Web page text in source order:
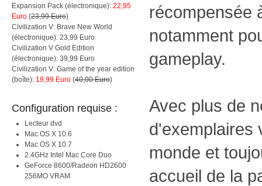
Expansion Pack (électronique): 22,95
Euro (23,99 Euro)
Civilization V: Brave New World
(électronique): 23,99 Euro
Civilization V Gold Edition
(électronique): 39,99 Euro
Civilization V: Game of the year edition
(boîte): 19,99 Euro (40,00 Euro)
Configuration requise :
Lecteur dvd
Mac OS X 10.6
Mac OS X 10.7
2.4GHz Intel Mac Core Duo
GeForce 8600/Radeon HD2600
256MO VRAM
récompensée
notamment
gameplay.
Avec plus de
d'exemplaires
monde et
accueil de la